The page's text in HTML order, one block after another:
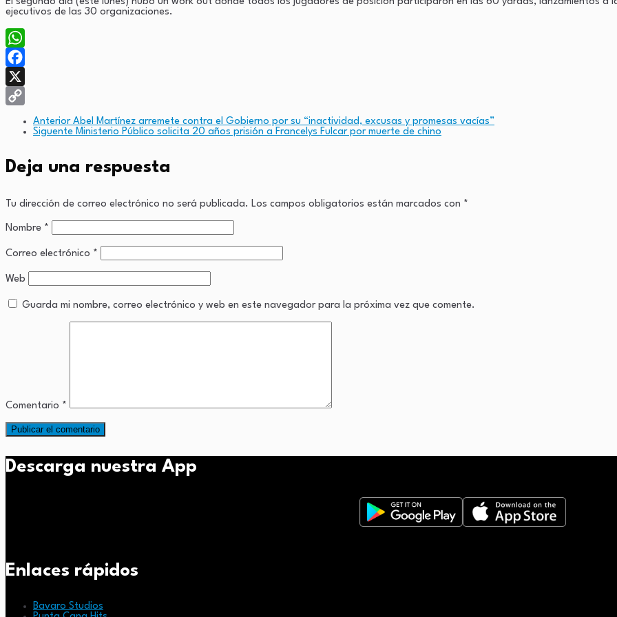
ejecutivos de las 30 organizaciones.
WhatsApp
Facebook
X
Anterior Abel Martínez arremete contra el Gobierno por su “inactividad, excusas y promesas vacías”
Siguente Ministerio Público solicita 20 años prisión a Francelys Fulcar por muerte de chino
Deja una respuesta
Tu dirección de correo electrónico no será publicada. Los campos obligatorios están marcados con *
Nombre *
Correo electrónico *
Web
Guarda mi nombre, correo electrónico y web en este navegador para la próxima vez que comente.
Comentario *
Descarga nuestra App
Enlaces rápidos
Bavaro Studios